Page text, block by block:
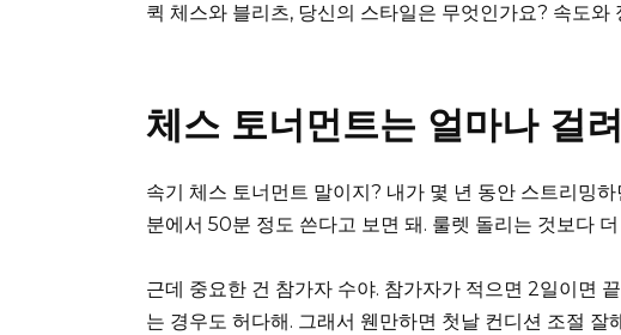
퀵 체스와 블리츠, 당신의 스타일은 무엇인가요? 속도
체스 토너먼트는 얼마나 걸
속기 체스 토너먼트 말이지? 내가 몇 년 동안 스트리밍
분에서 50분 정도 쓴다고 보면 돼. 룰렛 돌리는 것보다
근데 중요한 건 참가자 수야. 참가자가 적으면 2일이면
는 경우도 허다해. 그래서 웬만하면 첫날 컨디션 조절 잘